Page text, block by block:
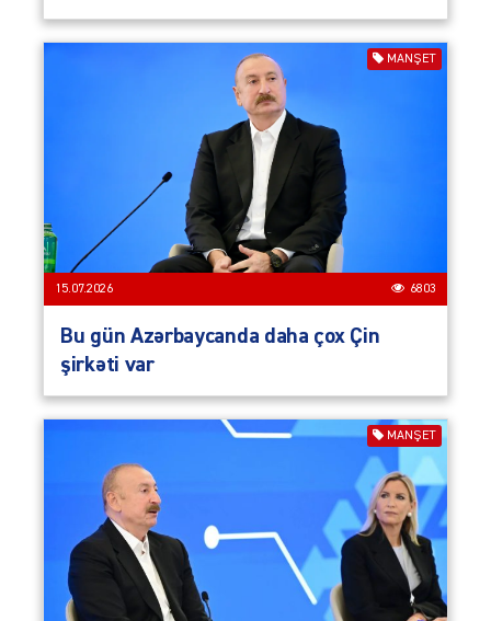
MANŞET
15.07.2026 6803
Bu gün Azərbaycanda daha çox Çin
şirkəti var
MANŞET